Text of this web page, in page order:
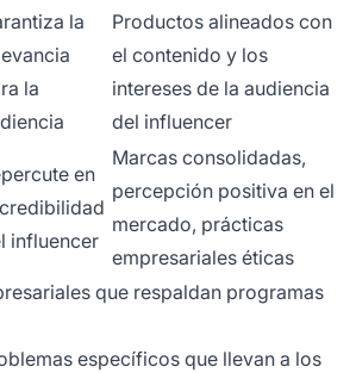
la
la
Productos alineados con
el contenido y los
intereses de la audiencia
del influencer
en
influencer
Marcas consolidadas,
percepción positiva en el
mercado, prácticas
empresariales éticas
que respaldan programas
específicos que llevan a los